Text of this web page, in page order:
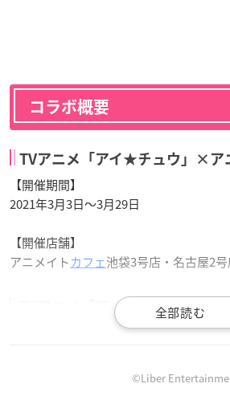
コラボ概要
TVアニメ「アイ★チュウ」×ア
【開催期間】
2021年3月3日～3月29日
【開催店舗】
アニメイトカフェ池袋3号店・名古屋2
TVアニメ「アイ★チュウ」
©︎Liber